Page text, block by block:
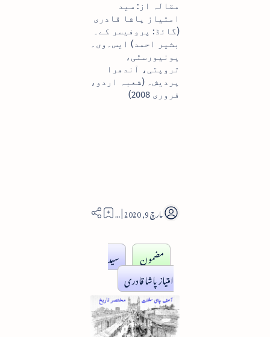
مقالہ از: سید
امتیاز پاشا قادری
(گائڈ: پروفیسر کے۔
بشیر احمد) ایس۔وی۔
یونیورسٹی،
تروپتی، آندھرا
پردیش۔ (شعبہ اردو،
فروری 2008)
6
مضمون
سید
امتیاز پاشا قادری